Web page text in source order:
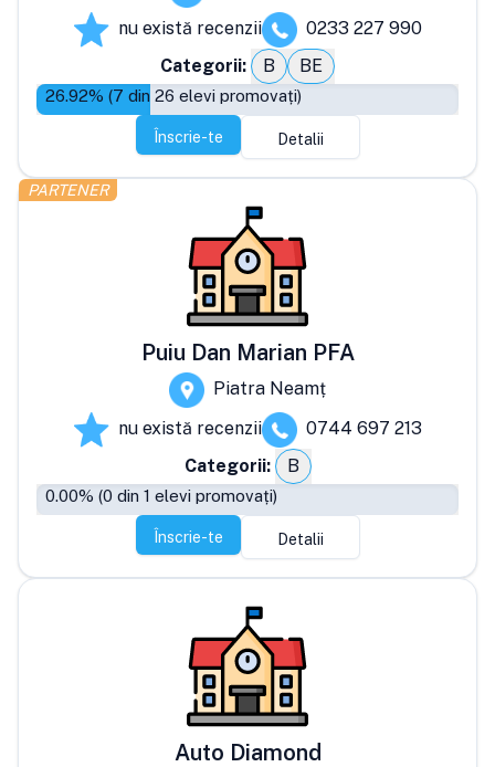
nu există recenzii
0233 227 990
Categorii:
B BE
26.92% (7 din 26 elevi promovați)
Înscrie-te Detalii
PARTENER
Puiu Dan Marian PFA
Piatra Neamț
nu există recenzii
0744 697 213
Categorii:
B
0.00% (0 din 1 elevi promovați)
Înscrie-te Detalii
Auto Diamond